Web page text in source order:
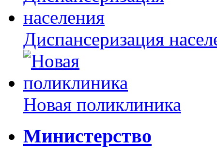
Диспансеризация
Новая поликлиника
Министерство